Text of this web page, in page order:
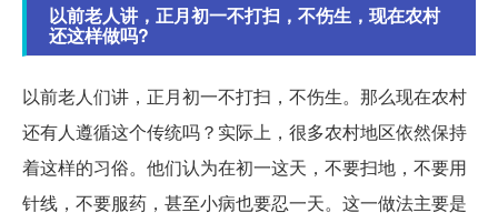
以前老人讲，正月初一不打扫，不伤生，现在农村
还这样做吗?
以前老人们讲，正月初一不打扫，不伤生。那么现在农村
还有人遵循这个传统吗？实际上，很多农村地区依然保持
着这样的习俗。他们认为在初一这天，不要扫地，不要用
针线，不要服药，甚至小病也要忍一天。这一做法主要是